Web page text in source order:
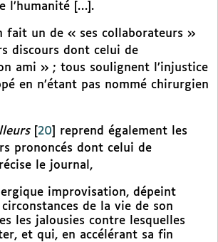
l’humanité […].
fait un de « ses collaborateurs »
discours dont celui de
ami » ; tous soulignent l’injustice
en n’étant pas nommé chirurgien
[ 20
reprend également les
prononcés dont celui de
le journal,
improvisation, dépeint
circonstances de la vie de son
les jalousies contre lesquelles
et qui, en accélérant sa fin